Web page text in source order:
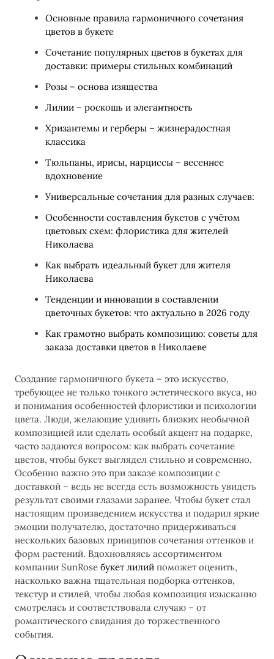
Основные правила гармоничного сочетания
цветов в букете
Сочетание популярных цветов в букетах для
доставки: примеры стильных комбинаций
Розы – основа изящества
Лилии – роскошь и элегантность
Хризантемы и герберы – жизнерадостная
классика
Тюльпаны, ирисы, нарциссы – весеннее
вдохновение
Универсальные сочетания для разных случаев:
Особенности составления букетов с учётом
цветовых схем: флористика для жителей
Николаева
Как выбрать идеальный букет для жителя
Николаева
Тенденции и инновации в составлении
цветочных букетов: что актуально в 2026 году
Как грамотно выбрать композицию: советы для
заказа доставки цветов в Николаеве
Создание гармоничного букета – это искусство,
требующее не только тонкого эстетического вкуса, но
и понимания особенностей флористики и психологии
цвета. Люди, желающие удивить близких необычной
композицией или сделать особый акцент на подарке,
часто задаются вопросом: как выбрать сочетание
цветов, чтобы букет выглядел стильно и современно.
Особенно важно это при заказе композиции с
доставкой – ведь не всегда есть возможность увидеть
результат своими глазами заранее. Чтобы букет стал
настоящим произведением искусства и подарил яркие
эмоции получателю, достаточно придерживаться
нескольких базовых принципов сочетания оттенков и
форм растений. Вдохновляясь ассортиментом
компании SunRose букет лилий поможет оценить,
насколько важна тщательная подборка оттенков,
текстур и стилей, чтобы любая композиция изысканно
смотрелась и соответствовала случаю – от
романтического свидания до торжественного
события.